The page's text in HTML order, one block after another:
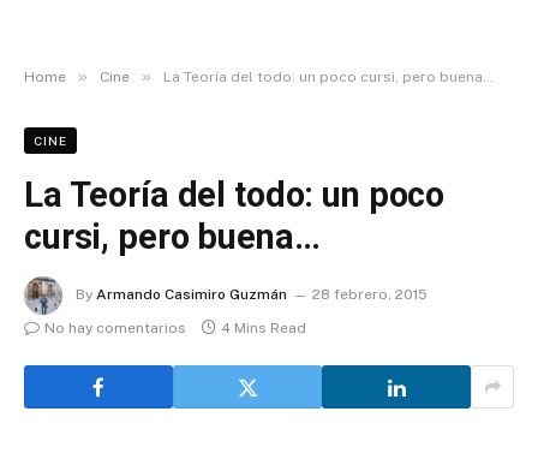
Home » Cine » La Teoría del todo: un poco cursi, pero buena…
CINE
La Teoría del todo: un poco
cursi, pero buena…
By Armando Casimiro Guzmán
28 febrero, 2015
No hay comentarios
4 Mins Read